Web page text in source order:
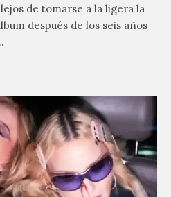
de tomarse a la ligera la
después de los seis años